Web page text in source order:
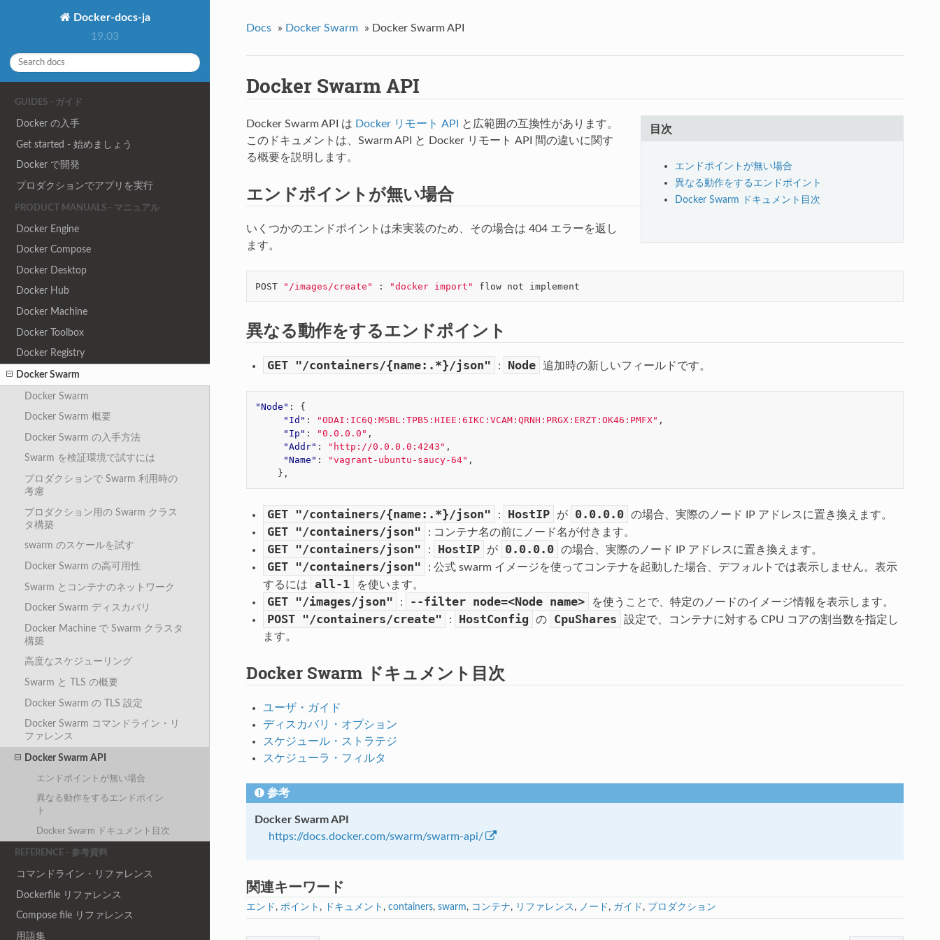
Docker-docs-ja
19.03
GUIDES - ガイド
Docker の入手
Get started - 始めましょう
Docker で開発
プロダクションでアプリを実行
PRODUCT MANUALS - マニュアル
Docker Engine
Docker Compose
Docker Desktop
Docker Hub
Docker Machine
Docker Toolbox
Docker Registry
Docker Swarm
Docker Swarm
Docker Swarm 概要
Docker Swarm の入手方法
Swarm を検証環境で試すには
プロダクションで Swarm 利用時の
考慮
プロダクション用の Swarm クラス
タ構築
swarm のスケールを試す
Docker Swarm の高可用性
Swarm とコンテナのネットワーク
Docker Swarm ディスカバリ
Docker Machine で Swarm クラスタ
構築
高度なスケジューリング
Swarm と TLS の概要
Docker Swarm の TLS 設定
Docker Swarm コマンドライン・リ
ファレンス
Docker Swarm API
エンドポイントが無い場合
異なる動作をするエンドポイン
ト
Docker Swarm ドキュメント目次
REFERENCE - 参考資料
コマンドライン・リファレンス
Dockerfile リファレンス
Compose file リファレンス
用語集
Docs » Docker Swarm » Docker Swarm API
Docker Swarm API
目次
エンドポイントが無い場合
異なる動作をするエンドポイント
Docker Swarm ドキュメント目次
Docker Swarm API は Docker リモート API
と広範囲の互換性があります。
このドキュメントは、Swarm API と Docker リモート API 間の違いに関す
る概要を説明します。
エンドポイントが無い場合
いくつかのエンドポイントは未実装のため、その場合は 404 エラーを返し
ます。
POST "/images/create" : "docker import"
異なる動作をするエンドポイント
GET "/containers/{name:.*}/json" : Node 追加時の新しいフィールドです。
"Node" :
{
"Id" : "ODAI:IC6Q:MSBL:TPB5:HIEE:6IKC:VCAM:QRNH:PRGX:ERZT:OK46:PMFX" ,
"Ip" : "0.0.0.0" ,
"Addr" : "http://0.0.0.0:4243" ,
"Name" : "vagrant-ubuntu-saucy-64" ,
},
GET "/containers/{name:.*}/json" : HostIP が 0.0.0.0 の場合、実際のノード IP アドレスに置き換えます。
GET "/containers/json" : コンテナ名の前にノード名が付きます。
GET "/containers/json" : HostIP が 0.0.0.0 の場合、実際のノード IP アドレスに置き換えます。
GET "/containers/json"
: 公式 swarm イメージを使ってコンテナを起動した場合、デフォルトでは表示しません。表示
するには
all-1 を使います。
GET "/images/json" : --filter node=<Node name> を使うことで、特定のノードのイメージ情報を表示します。
POST "/containers/create" : HostConfig の CpuShares
設定で、コンテナに対する CPU コアの割当数を指定し
ます。
Docker Swarm ドキュメント目次
ユーザ・ガイド
ディスカバリ・オプション
スケジュール・ストラテジ
スケジューラ・フィルタ
参考
Docker Swarm API
https://docs.docker.com/swarm/swarm-api/
関連キーワード
エンド , ポイント , ドキュメント , containers, swarm, コンテナ, リファレンス , ノード , ガイド , プロダクション